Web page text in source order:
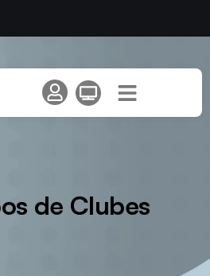
de Clubes